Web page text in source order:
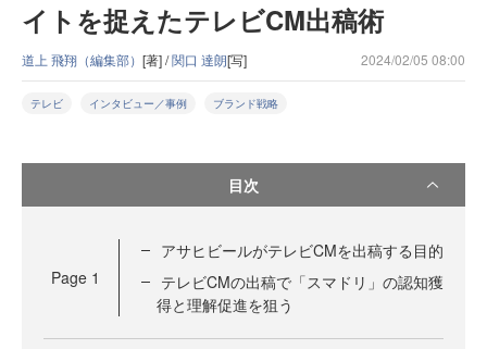
イトを捉えたテレビCM出稿術
道上 飛翔（編集部） [著] /関口 達朗[写] 2024/02/05 08:00
テレビ インタビュー／事例 ブランド戦略
目次
Page 1
アサヒビールがテレビCMを出稿する目的
テレビCMの出稿で「スマドリ」の認知獲
得と理解促進を狙う